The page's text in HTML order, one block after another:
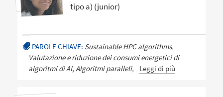
tipo a) (junior)
PAROLE CHIAVE: Sustainable HPC algorithms,
Valutazione e riduzione dei consumi energetici di
algoritmi di AI, Algoritmi paralleli,
Leggi di più